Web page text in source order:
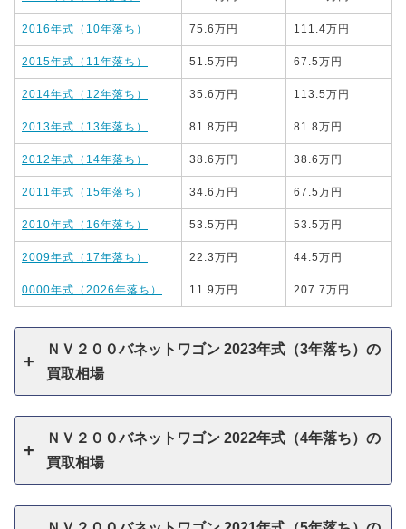
2016年式（10年落ち） 75.6万円 111.4万円
2015年式（11年落ち） 51.5万円 67.5万円
2014年式（12年落ち） 35.6万円 113.5万円
2013年式（13年落ち） 81.8万円 81.8万円
2012年式（14年落ち） 38.6万円 38.6万円
2011年式（15年落ち） 34.6万円 67.5万円
2010年式（16年落ち） 53.5万円 53.5万円
2009年式（17年落ち） 22.3万円 44.5万円
0000年式（2026年落ち） 11.9万円 207.7万円
ＮＶ２００バネットワゴン 2023年式（3年落ち）の
買取相場
ＮＶ２００バネットワゴン 2022年式（4年落ち）の
買取相場